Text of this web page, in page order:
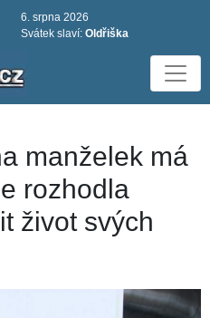
6. srpna 2026
Svátek slaví: Oldřiška
manželek má
rozhodla
život svých